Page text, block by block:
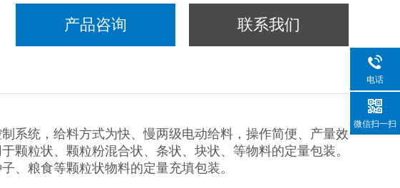
产品咨询 联系我们
系统，给料方式为快、慢两级电动给料，操作简便、产量效
颗粒状、颗粒粉混合状、条状、块状、等物料的定量包装。
、粮食等颗粒状物料的定量充填包装。
电话
微信扫一扫